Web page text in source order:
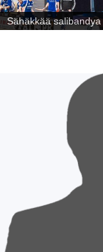
Sähäkkää